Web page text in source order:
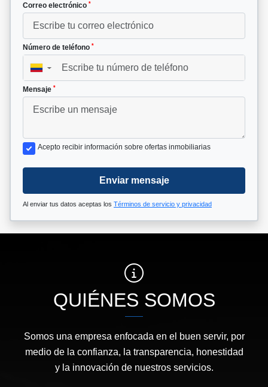
Correo electrónico *
Número de teléfono *
▼
Mensaje *
Acepto recibir información sobre ofertas inmobiliarias
Enviar mensaje
Al enviar tus datos aceptas los Términos de servicio y privacidad
QUIÉNES SOMOS
Somos una empresa enfocada en el buen servir, por
medio de la confianza, la transparencia, honestidad
y la innovación de nuestros servicios.